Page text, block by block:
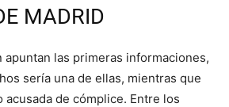
MADRID
apuntan las primeras informaciones,
sería una de ellas, mientras que
acusada de cómplice. Entre los